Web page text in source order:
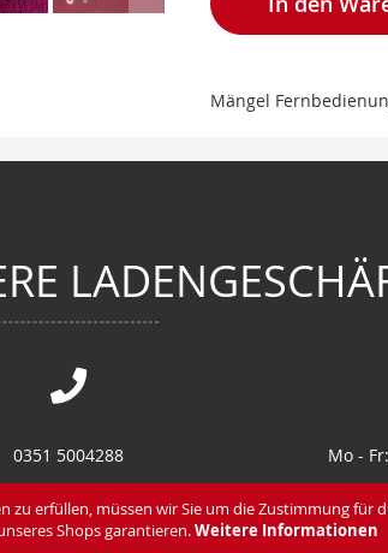
zu erfüllen, müssen wir Sie um die Zustimmung
Shops garantieren.Weitere Informationen
Mängel
0351 5004288
0351 8582870
Mo -
Mo -